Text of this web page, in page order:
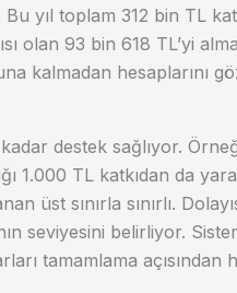
yıl toplam 312 bin TL
olan 93 bin 618 TL’yi
kalmadan hesaplarını
kadar destek sağlıyor.
1.000 TL katkıdan da
üst sınırla sınırlı.
seviyesini belirliyor.
tamamlama açısından